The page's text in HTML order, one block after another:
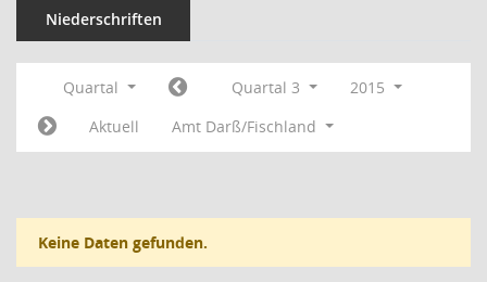
Niederschriften
Quartal Quartal 3
2015
Aktuell
Amt Darß/Fischland
Keine Daten gefunden.